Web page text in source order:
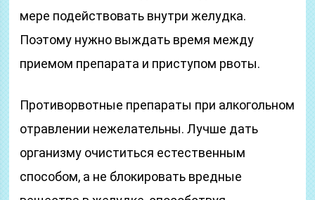
мере подействовать внутри желудка.
Поэтому нужно выждать время между
приемом препарата и приступом рвоты.
Противорвотные препараты при алкогольном
отравлении нежелательны. Лучше дать
организму очиститься естественным
способом, а не блокировать вредные